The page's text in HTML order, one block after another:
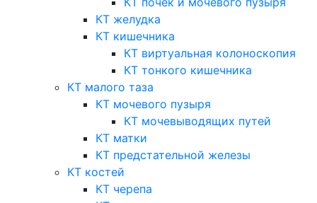
КТ желудка
КТ кишечника
КТ виртуальная колоноскопия
КТ тонкого кишечника
КТ малого таза
КТ мочевого пузыря
КТ мочевыводящих путей
КТ матки
КТ предстательной железы
КТ костей
КТ черепа